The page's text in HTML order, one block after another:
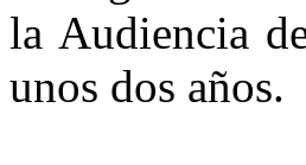
la Audiencia
unos dos años.